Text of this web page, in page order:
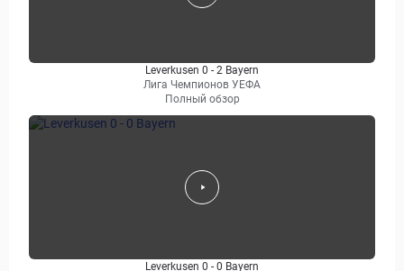
Leverkusen 0 - 2 Bayern
Лига Чемпионов УЕФА
Полный обзор
Leverkusen 0 - 0 Bayern